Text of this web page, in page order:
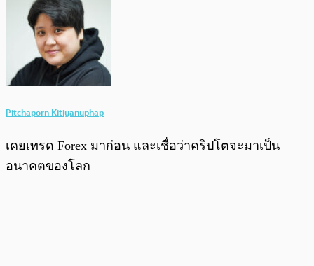
Pitchaporn Kitiyanuphap
เคยเทรด Forex มาก่อน และเชื่อว่าคริปโตจะมาเป็น
อนาคตของโลก